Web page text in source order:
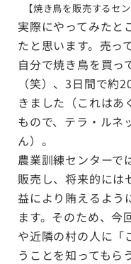
【焼き鳥を販売するセ
実際にやってみたと
たと思います。売っ
自分で焼き鳥を買っ
（笑）、3日間で約
きました（これはあ
もので、テラ・ルネ
ん）。
農業訓練センターで
販売し、将来的には
益により賄えるよう
ます。そのため、今
や近隣の村の人に「
うことを知ってもら